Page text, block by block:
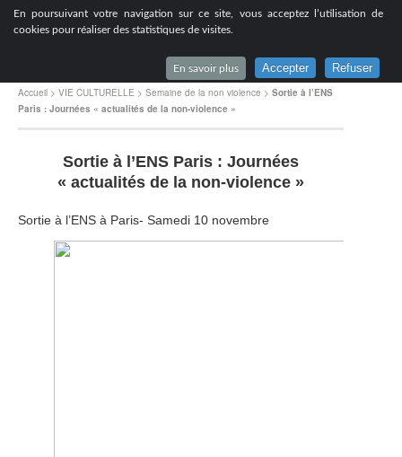
En poursuivant votre navigation sur ce site, vous acceptez l’utilisation de
cookies pour réaliser des statistiques de visites.
En savoir plus Accepter Refuser
Lycée du Parc à Lyon
Accueil > VIE CULTURELLE > Semaine de la non violence > Sortie à l’ENS
Paris : Journées « actualités de la non-violence »
Sortie à l’ENS Paris : Journées
« actualités de la non-violence »
Sortie à l’ENS à Paris- Samedi 10 novembre